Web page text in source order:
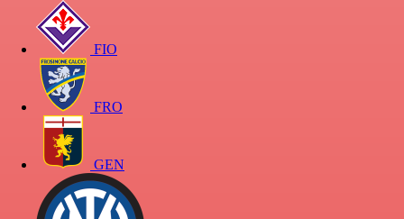
FIO
FRO
GEN